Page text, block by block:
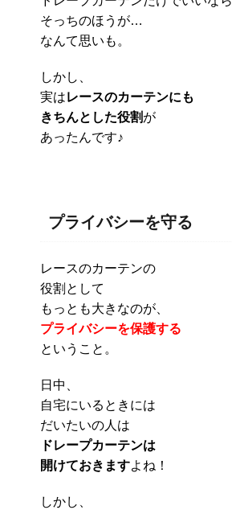
そっちのほうが…
なんて思いも。
しかし、
実はレースのカーテンにも
きちんとした役割が
あったんです♪
プライバシーを守る
レースのカーテンの
役割として
もっとも大きなのが、
プライバシーを保護する
ということ。
日中、
自宅にいるときには
だいたいの人は
ドレープカーテンは
開けておきますよね！
しかし、